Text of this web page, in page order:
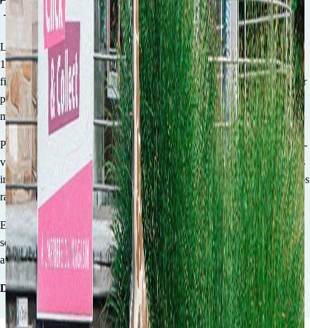
Theux en Belgique
Les Z’arsouilles, une boutique familiale aux mille et un trésors. Déjà
10 années de partage à vos côtés. Grâce à votre confiance et votre
fidélité, nous avons pu grandir, évoluer et devenir une destination pour
petits et grands en quête de divertissement, d’apprentissage et de
magie.
Plongez dans notre univers coloré rempli de GOOD VIBES et laissez-
vous inspirer par notre large sélection pour petits et grands. Classiques
intemporels et nouveautés exclusives, le choix ne manque pas dans nos
rayons !
Ensemble, soutenons le commerce local et continuons à créer des
souvenirs et faire naitre des sourires pour les 10 prochaines années et
au-delà !
Domi, Camille et toute l’équipe des Z’arsouilles.